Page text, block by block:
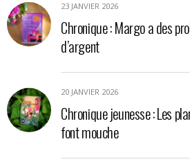
23 JANVIER 2026
Chronique : Margo a des
d’argent
20 JANVIER 2026
Chronique jeunesse : Les
font mouche